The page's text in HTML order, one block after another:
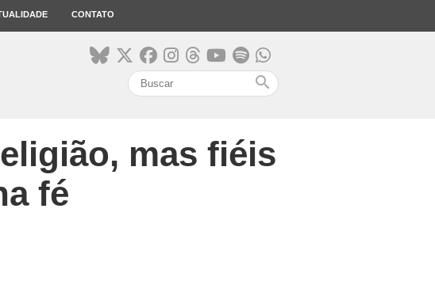
CONTATO
search
mas fiéis
fé